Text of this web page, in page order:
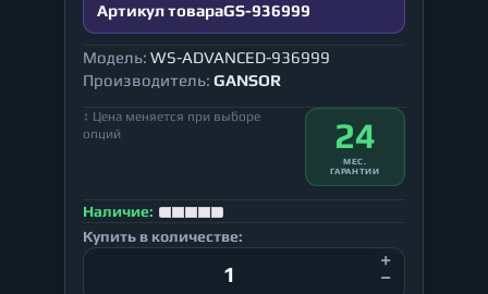
Артикул товараGS-936999
Модель: WS-ADVANCED-936999
Производитель: GANSOR
↕ Цена меняется при выборе
опций
24
МЕС.
ГАРАНТИИ
Наличие:
Купить в количестве: